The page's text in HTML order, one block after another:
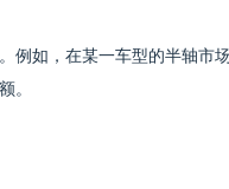
例如，在某一车型的半轴市
。